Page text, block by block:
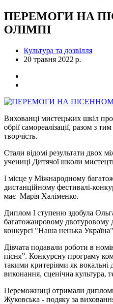
ПЕРЕМОГИ НА
ОЛІМПІ
Культура та дозвілля
20 травня 2022 р.
Вихованці мистецьких шкіл
обрії самореалізації, разом з
творчість.
Стали відомі результати двох
учениці Дитячої школи
І місце у Міжнародному
дистанційному фестивалі-
має Марія Халіменко.
Диплом І ступеню здобула
багатожанровому двотуровому
конкурсі "Наша ненька
Дівчата подавали роботи в
пісня”. Конкурсну програму
такими критеріями як вокальні
виконання, сценічна культура,
Переможниці отримали
Жуковська - подяку за